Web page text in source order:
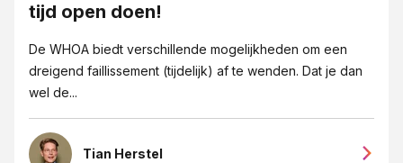
tijd open doen!
De WHOA biedt verschillende mogelijkheden om een
dreigend faillissement (tijdelijk) af te wenden. Dat je dan
wel de...
Tian Herstel